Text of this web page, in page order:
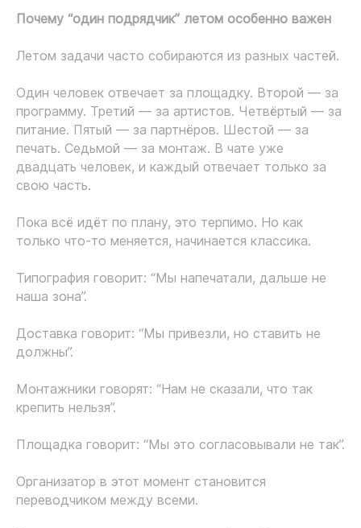
Почему “один подрядчик” летом особенно важен
Летом задачи часто собираются из разных частей.
Один человек отвечает за площадку. Второй — за
программу. Третий — за артистов. Четвёртый — за
питание. Пятый — за партнёров. Шестой — за
печать. Седьмой — за монтаж. В чате уже
двадцать человек, и каждый отвечает только за
свою часть.
Пока всё идёт по плану, это терпимо. Но как
только что-то меняется, начинается классика.
Типография говорит: “Мы напечатали, дальше не
наша зона”.
Доставка говорит: “Мы привезли, но ставить не
должны”.
Монтажники говорят: “Нам не сказали, что так
крепить нельзя”.
Площадка говорит: “Мы это согласовывали не так”.
Организатор в этот момент становится
переводчиком между всеми.